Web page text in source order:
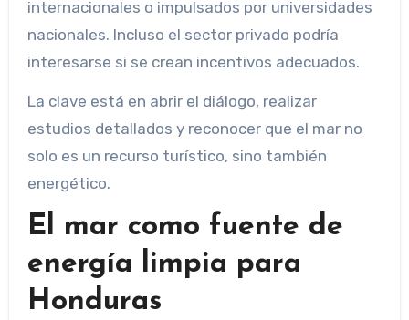
internacionales o impulsados por universidades
nacionales. Incluso el sector privado podría
interesarse si se crean incentivos adecuados.
La clave está en abrir el diálogo, realizar
estudios detallados y reconocer que el mar no
solo es un recurso turístico, sino también
energético.
El mar como fuente de
energía limpia para
Honduras